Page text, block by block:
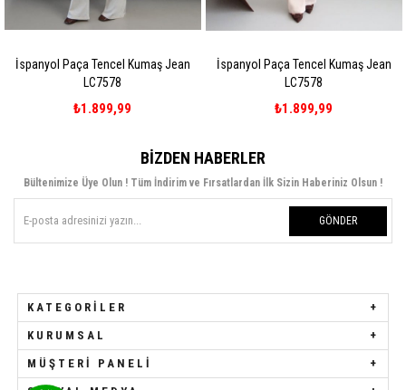
Jean
İspanyol Paça Tencel Kumaş Jean
₺1.899,99
Paçası Püsküllü Yüksek
Jean LC7403-P
₺1.699,99
BIZDEN HABERLER
Bültenimize Üye Olun ! Tüm İndirim ve Fırsatlardan İlk Sizin Haberiniz Olsun !
GÖNDER
KATEGORILER
KURUMSAL
MÜŞTERI PANELI